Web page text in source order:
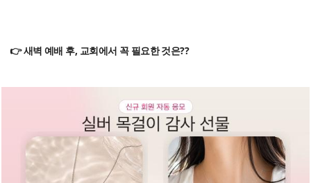
👉 새벽 예배 후, 교회에서 꼭 필요한 것은??